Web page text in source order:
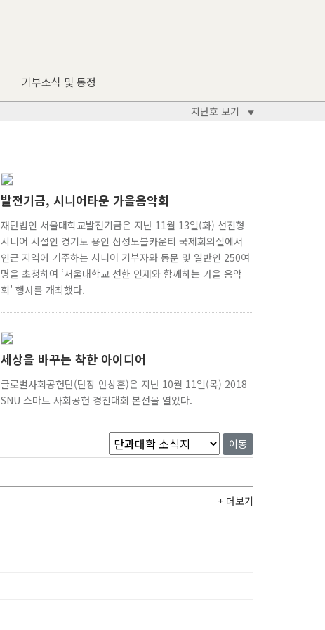
기부소식 및 동정
지난호 보기 ▼
발전기금, 시니어타운 가을음악회
재단법인 서울대학교발전기금은 지난 11월 13일(화) 선진형
시니어 시설인 경기도 용인 삼성노블카운티 국제회의실에서
인근 지역에 거주하는 시니어 기부자와 동문 및 일반인 250여
명을 초청하여 ‘서울대학교 선한 인재와 함께하는 가을 음악
회’ 행사를 개최했다.
세상을 바꾸는 착한 아이디어
글로벌사회공헌단(단장 안상훈)은 지난 10월 11일(목) 2018
SNU 스마트 사회공헌 경진대회 본선을 열었다.
이동
+ 더보기